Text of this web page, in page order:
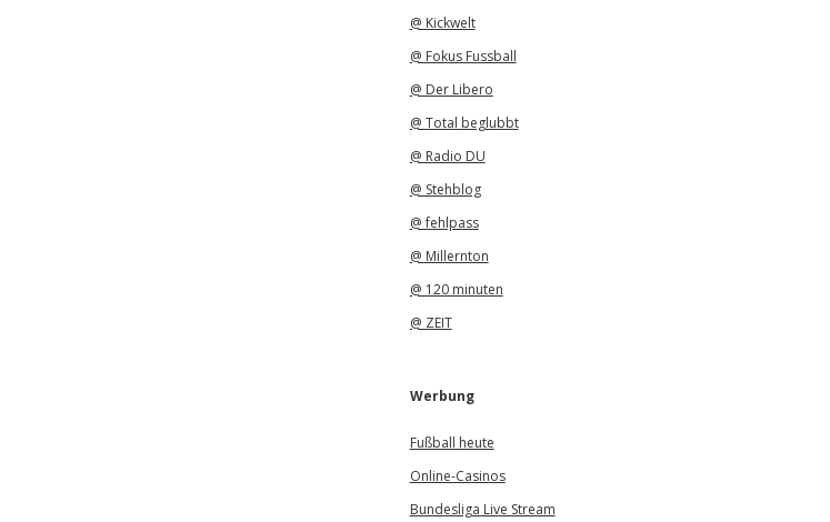
@ Kickwelt
@ Fokus Fussball
@ Der Libero
@ Total beglubbt
@ Radio DU
@ Stehblog
@ fehlpass
@ Millernton
@ 120 minuten
@ ZEIT
Werbung
Fußball heute
Online-Casinos
Bundesliga Live Stream